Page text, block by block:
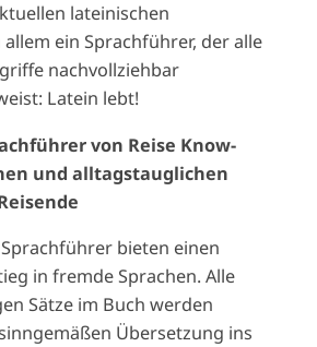
lateinischen
ein Sprachführer, der alle
nachvollziehbar
Latein lebt!
von Reise Know-
und alltagstauglichen
bieten einen
in fremde Sprachen. Alle
Sätze im Buch werden
Übersetzung ins